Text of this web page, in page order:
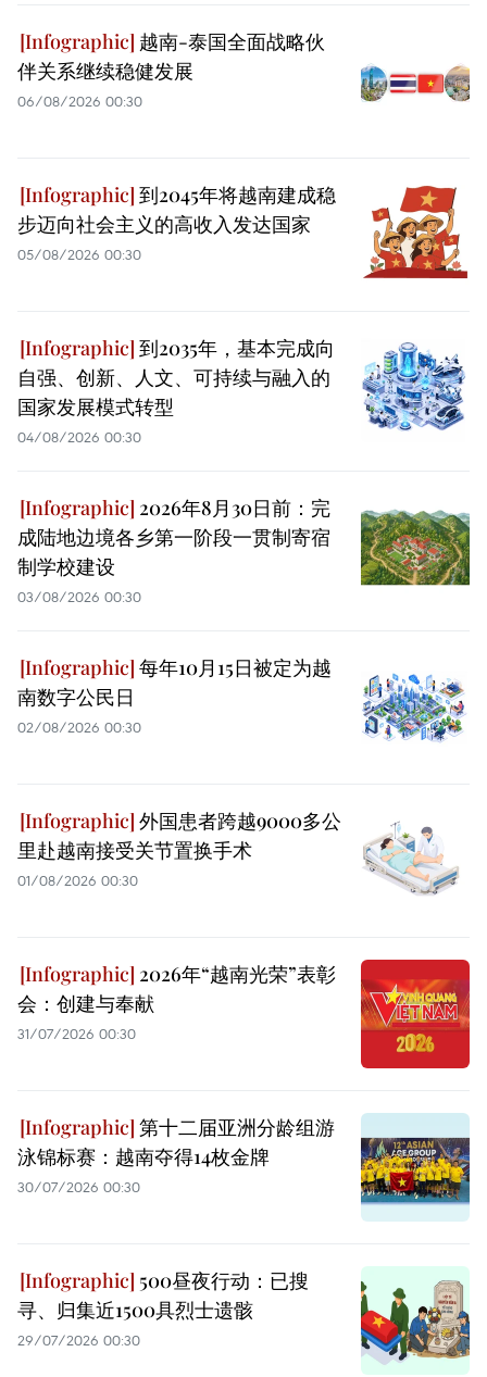
越南-泰国全面战略伙
伴关系继续稳健发展
06/08/2026 00:30
到2045年将越南建成稳
步迈向社会主义的高收入发达国家
05/08/2026 00:30
到2035年，基本完成向
自强、创新、人文、可持续与融入的
国家发展模式转型
04/08/2026 00:30
2026年8月30日前：完
成陆地边境各乡第一阶段一贯制寄宿
制学校建设
03/08/2026 00:30
每年10月15日被定为越
南数字公民日
02/08/2026 00:30
外国患者跨越9000多公
里赴越南接受关节置换手术
01/08/2026 00:30
2026年“越南光荣”表彰
会：创建与奉献
31/07/2026 00:30
第十二届亚洲分龄组游
泳锦标赛：越南夺得14枚金牌
30/07/2026 00:30
500昼夜行动：已搜
寻、归集近1500具烈士遗骸
29/07/2026 00:30